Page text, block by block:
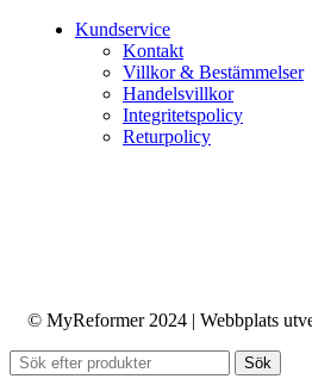
Kundservice
Kontakt
Villkor & Bestämmelser
Handelsvillkor
Integritetspolicy
Returpolicy
© MyReformer 2024 | Webbplats
Sök